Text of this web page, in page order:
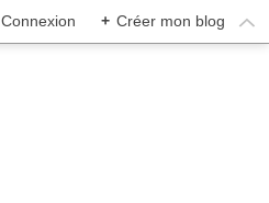
Connexion + Créer mon blog